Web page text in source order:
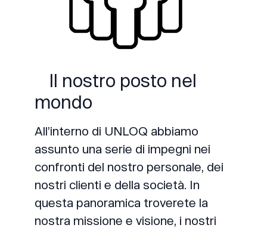
Il nostro posto nel
mondo
All’interno di UNLOQ abbiamo
assunto una serie di impegni nei
confronti del nostro personale, dei
nostri clienti e della società. In
questa panoramica troverete la
nostra missione e visione, i nostri